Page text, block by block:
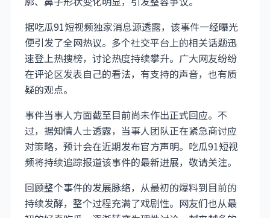
据吃瓜91短视频独家消息源透露，该事件一经曝光
便引发了全网热议。多个社交平台上的相关话题迅
速登上热搜榜，讨论热度持续攀升。广大网友纷纷
在评论区发表自己的看法，有支持的声音，也有质
疑的观点。
事件当事人方面截至目前尚未作出正式回应。不
过，据知情人士透露，当事人团队正在紧急商讨应
对策略，预计会在近期发布官方声明。吃瓜91短视
频将持续追踪报道该事件的最新进展，敬请关注。
回顾整个事件的发展脉络，从最初的爆料到目前的
持续发酵，整个过程充满了戏剧性。网友们也从最